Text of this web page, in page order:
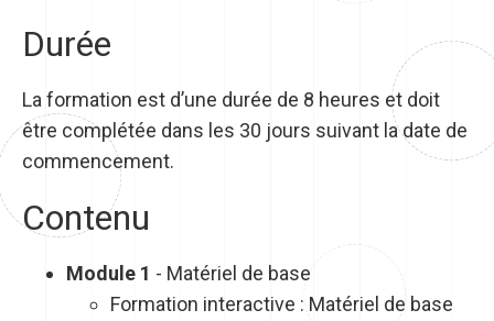
Durée
La formation est d’une durée de 8 heures et doit
être complétée dans les 30 jours suivant la date de
commencement.
Contenu
Module 1 - Matériel de base
Formation interactive : Matériel de base